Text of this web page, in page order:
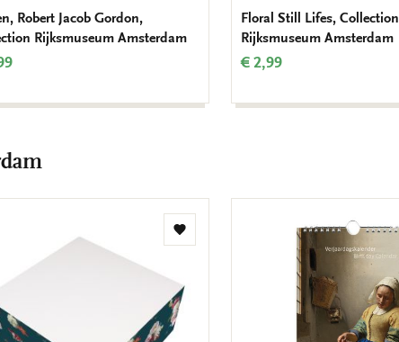
Robert Jacob Gordon,
Rijksmuseum Amsterdam
Floral Still Lifes, Collection
Rijksmuseum Amsterdam
€ 2,99
Toevoegen